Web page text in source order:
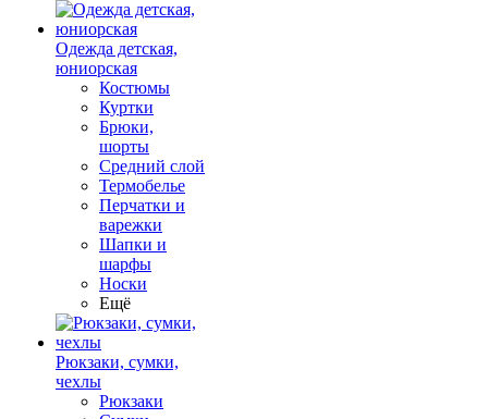
Одежда детская,
юниорская
Костюмы
Куртки
Брюки,
шорты
Средний слой
Термобелье
Перчатки и
варежки
Шапки и
шарфы
Носки
Ещё
Рюкзаки, сумки,
чехлы
Рюкзаки